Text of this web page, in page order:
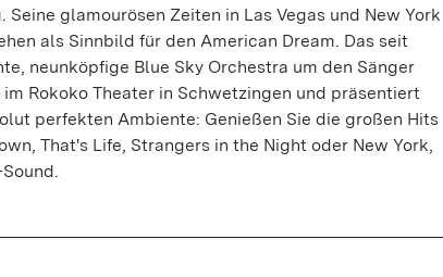
glamourösen Zeiten in Las Vegas und New York
als Sinnbild für den American Dream. Das seit
neunköpfige Blue Sky Orchestra um den Sänger
Rokoko Theater in Schwetzingen und präsentiert
perfekten Ambiente: Genießen Sie die großen Hits
That's Life, Strangers in the Night oder New York,